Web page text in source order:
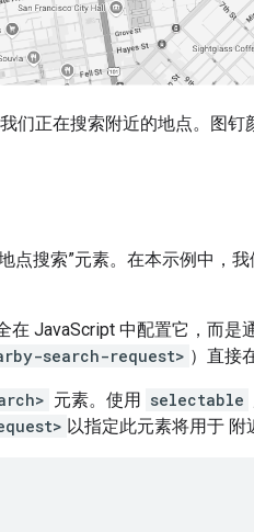
们正在搜索附近的地点。图钉
点搜索”元素。在本示例中，
在 JavaScript 中配置它，而是
search-request> ）直接
元素。使用 selectable
以指定此元素将用于 附